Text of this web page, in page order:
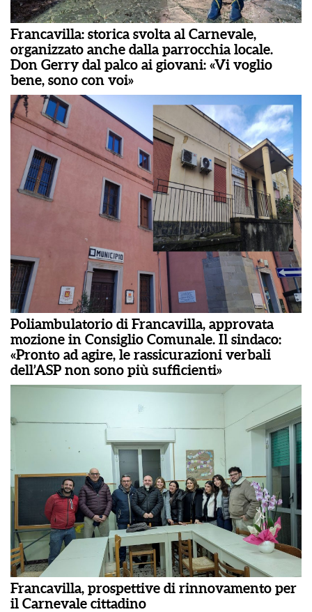
Francavilla: storica svolta al Carnevale,
organizzato anche dalla parrocchia locale.
Don Gerry dal palco ai giovani: «Vi voglio
bene, sono con voi»
Poliambulatorio di Francavilla, approvata
mozione in Consiglio Comunale. Il sindaco:
«Pronto ad agire, le rassicurazioni verbali
dell’ASP non sono più sufficienti»
Francavilla, prospettive di rinnovamento per
il Carnevale cittadino